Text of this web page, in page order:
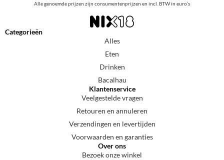
Alle genoemde prijzen zijn consumentenprijzen en incl. BTW in euro’s
Categorieën
Alles
Eten
Drinken
Bacalhau
Klantenservice
Veelgestelde vragen
Retouren en annuleren
Verzendingen en levertijden
Voorwaarden en garanties
Over ons
Bezoek onze winkel